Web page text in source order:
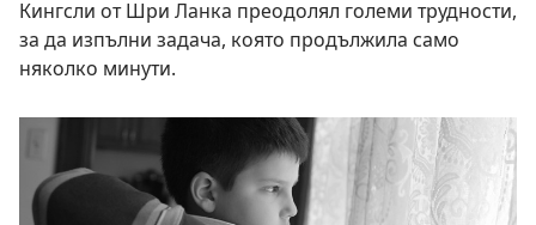
Кингсли от Шри Ланка преодолял големи трудности,
за да изпълни задача, която продължила само
няколко минути.